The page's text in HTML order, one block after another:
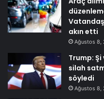
akın etti
Ağustos 8,
Trump: Şi
silah
söyledi
Ağustos 8,